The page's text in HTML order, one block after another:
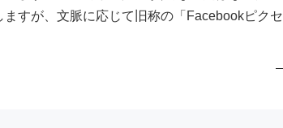
すが、文脈に応じて旧称の「Facebookピクセ